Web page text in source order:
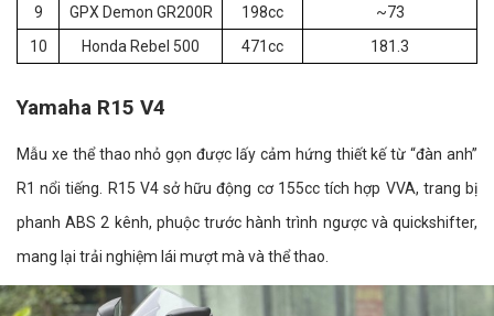
9
GPX Demon GR200R 198cc
~73
10
Honda Rebel 500 471cc 181.3
Yamaha R15 V4
Mẫu xe thể thao nhỏ gọn được lấy cảm hứng thiết kế từ “đàn anh”
R1 nổi tiếng. R15 V4 sở hữu động cơ 155cc tích hợp VVA, trang bị
phanh ABS 2 kênh, phuộc trước hành trình ngược và quickshifter,
mang lại trải nghiệm lái mượt mà và thể thao.